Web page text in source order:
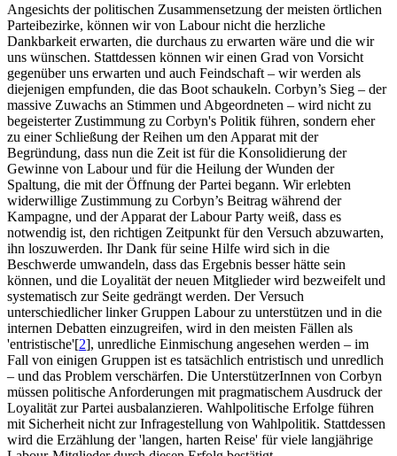
Angesichts der politischen Zusammensetzung der meisten örtlichen
Parteibezirke, können wir von Labour nicht die herzliche
Dankbarkeit erwarten, die durchaus zu erwarten wäre und die wir
uns wünschen. Stattdessen können wir einen Grad von Vorsicht
gegenüber uns erwarten und auch Feindschaft – wir werden als
diejenigen empfunden, die das Boot schaukeln. Corbyn’s Sieg – der
massive Zuwachs an Stimmen und Abgeordneten – wird nicht zu
begeisterter Zustimmung zu Corbyn's Politik führen, sondern eher
zu einer Schließung der Reihen um den Apparat mit der
Begründung, dass nun die Zeit ist für die Konsolidierung der
Gewinne von Labour und für die Heilung der Wunden der
Spaltung, die mit der Öffnung der Partei begann. Wir erlebten
widerwillige Zustimmung zu Corbyn’s Beitrag während der
Kampagne, und der Apparat der Labour Party weiß, dass es
notwendig ist, den richtigen Zeitpunkt für den Versuch abzuwarten,
ihn loszuwerden. Ihr Dank für seine Hilfe wird sich in die
Beschwerde umwandeln, dass das Ergebnis besser hätte sein
können, und die Loyalität der neuen Mitglieder wird bezweifelt und
systematisch zur Seite gedrängt werden. Der Versuch
unterschiedlicher linker Gruppen Labour zu unterstützen und in die
internen Debatten einzugreifen, wird in den meisten Fällen als
'entristische'[2], unredliche Einmischung angesehen werden – im
Fall von einigen Gruppen ist es tatsächlich entristisch und unredlich
– und das Problem verschärfen. Die UnterstützerInnen von Corbyn
müssen politische Anforderungen mit pragmatischem Ausdruck der
Loyalität zur Partei ausbalanzieren. Wahlpolitische Erfolge führen
mit Sicherheit nicht zur Infragestellung von Wahlpolitik. Stattdessen
wird die Erzählung der 'langen, harten Reise' für viele langjährige